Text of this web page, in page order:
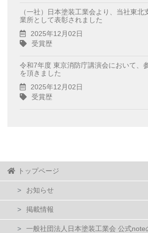
（一社）日本塗装工業会より、当社東北
業所として表彰されました
2025年12月02日
受賞歴
令和7年度 東京消防庁講演会において、
を頂きました
2025年12月02日
受賞歴
トップページ
お知らせ
掲載情報
一般社団法人日本塗装工業会 公式